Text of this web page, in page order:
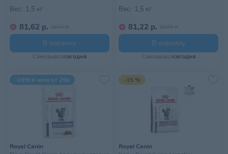
Вес: 1,5 кг
81,62 р. 96,02 р.
В корзину
Самовывозсегодня
Вес: 1,5 кг
81,22 р. 95,55 р.
В корзину
Самовывозсегодня
-15% в чеке от 25р
Royal Canin
-15 %
Royal Canin